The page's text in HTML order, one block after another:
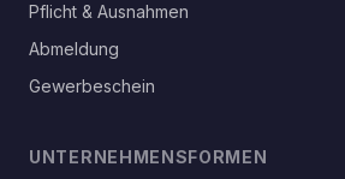
Pflicht & Ausnahmen
Abmeldung
Gewerbeschein
UNTERNEHMENSFORMEN